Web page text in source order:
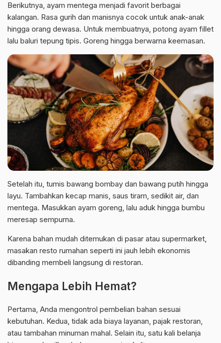
Berikutnya, ayam mentega menjadi favorit berbagai
kalangan. Rasa gurih dan manisnya cocok untuk anak-anak
hingga orang dewasa. Untuk membuatnya, potong ayam fillet
lalu baluri tepung tipis. Goreng hingga berwarna keemasan.
Setelah itu, tumis bawang bombay dan bawang putih hingga
layu. Tambahkan kecap manis, saus tiram, sedikit air, dan
mentega. Masukkan ayam goreng, lalu aduk hingga bumbu
meresap sempurna.
Karena bahan mudah ditemukan di pasar atau supermarket,
masakan resto rumahan seperti ini jauh lebih ekonomis
dibanding membeli langsung di restoran.
Mengapa Lebih Hemat?
Pertama, Anda mengontrol pembelian bahan sesuai
kebutuhan. Kedua, tidak ada biaya layanan, pajak restoran,
atau tambahan minuman mahal. Selain itu, satu kali belanja